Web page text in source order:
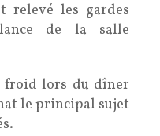
relevé les gardes
de la salle
froid lors du dîner
le principal sujet